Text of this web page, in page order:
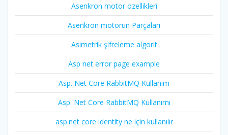
Asenkron motor özellikleri
Asenkron motorun Parçaları
Asimetrik şifreleme algorit
Asp net error page example
Asp. Net Core RabbitMQ Kullanım
Asp. Net Core RabbitMQ Kullanımı
asp.net core identity ne için kullanılır